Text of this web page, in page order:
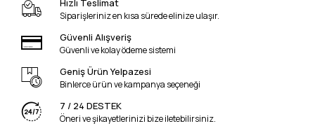
Hızlı Teslimat
Siparişleriniz en kısa sürede elinize ulaşır.
Güvenli Alışveriş
Güvenli ve kolay ödeme sistemi
Geniş Ürün Yelpazesi
Binlerce ürün ve kampanya seçeneği
7 / 24 DESTEK
Öneri ve şikayetlerinizi bize iletebilirsiniz.